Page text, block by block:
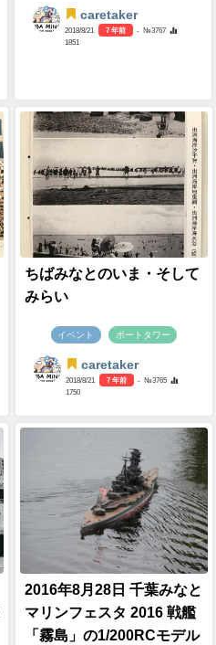
caretaker
2018/8/21 7 年前
- №3767
1851
ちばみなとのいま・そして
みらい
イベント ポートタワー
caretaker
2018/8/21 7 年前
- №3765
1750
2016年8月28日 千葉みなと
マリンフェスタ 2016 戦艦
「霧島」の1/200RCモデル